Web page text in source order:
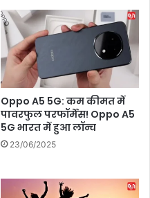
Oppo A5 5G: कम कीमत में
पावरफुल परफॉर्मेंस! Oppo A5
5G भारत में हुआ लॉन्च
23/06/2025